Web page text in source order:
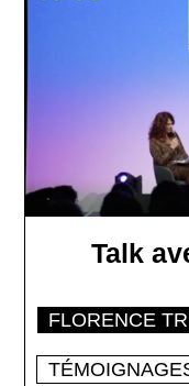
Talk
FLORENCE